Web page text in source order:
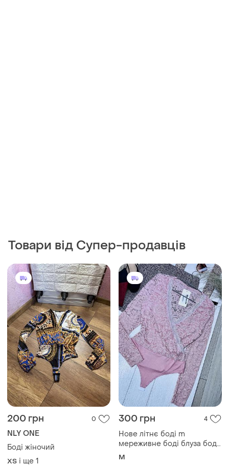
Товари від Супер-продавців
200 грн 0
NLY ONE
Боді жіночий
ХS і ще 1
300 грн 4
Нове літнє боді m
мереживне боді блуза боді
з вирізом
M